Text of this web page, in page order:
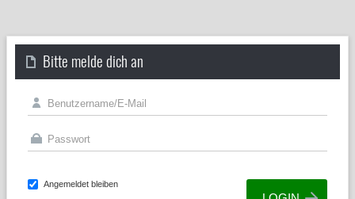
Bitte melde dich an
Angemeldet bleiben